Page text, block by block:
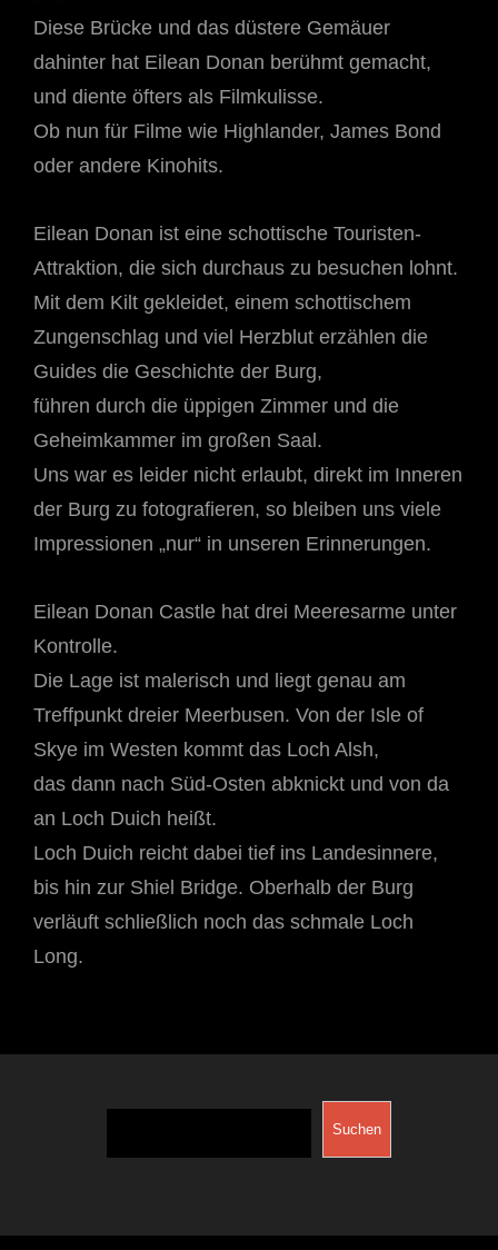
Diese Brücke und das düstere Gemäuer
dahinter hat Eilean Donan berühmt gemacht,
und diente öfters als Filmkulisse.
Ob nun für Filme wie Highlander, James Bond
oder andere Kinohits.
Eilean Donan ist eine schottische Touristen-
Attraktion, die sich durchaus zu besuchen lohnt.
Mit dem Kilt gekleidet, einem schottischem
Zungenschlag und viel Herzblut erzählen die
Guides die Geschichte der Burg,
führen durch die üppigen Zimmer und die
Geheimkammer im großen Saal.
Uns war es leider nicht erlaubt, direkt im Inneren
der Burg zu fotografieren, so bleiben uns viele
Impressionen „nur“ in unseren Erinnerungen.
Eilean Donan Castle hat drei Meeresarme unter
Kontrolle.
Die Lage ist malerisch und liegt genau am
Treffpunkt dreier Meerbusen. Von der Isle of
Skye im Westen kommt das Loch Alsh,
das dann nach Süd-Osten abknickt und von da
an Loch Duich heißt.
Loch Duich reicht dabei tief ins Landesinnere,
bis hin zur Shiel Bridge. Oberhalb der Burg
verläuft schließlich noch das schmale Loch
Long.
Suchen